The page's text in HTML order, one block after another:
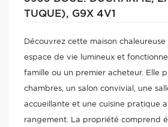
TUQUE), G9X 4V1
Découvrez cette maison
espace de vie lumineux et
famille ou un premier acheteur. Elle
chambres, un salon convivial, une
accueillante et une cuisine pratique
rangement. La propriété comprend